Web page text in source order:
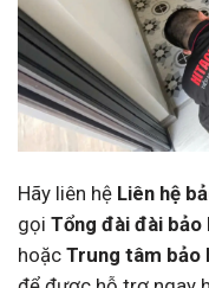
Hãy liên hệ Liên hệ
gọi Tổng đài đài bảo
hoặc Trung tâm bảo